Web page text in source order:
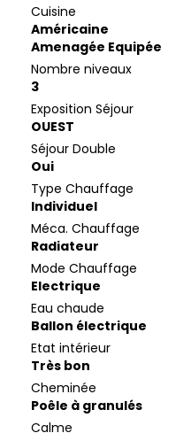
Cuisine
Américaine
Amenagée Equipée
Nombre niveaux
3
Exposition Séjour
OUEST
Séjour Double
Oui
Type Chauffage
Individuel
Méca. Chauffage
Radiateur
Mode Chauffage
Electrique
Eau chaude
Ballon électrique
Etat intérieur
Très bon
Cheminée
Poêle à granulés
Calme